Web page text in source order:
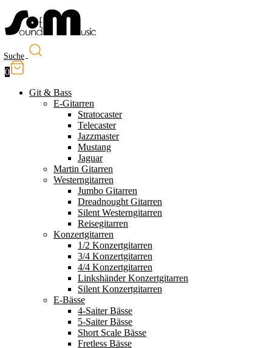
Suche
0
Git & Bass
E-Gitarren
Stratocaster
Telecaster
Jazzmaster
Mustang
Jaguar
Martin Gitarren
Westerngitarren
Jumbo Gitarren
Dreadnought Gitarren
Silent Westerngitarren
Reisegitarren
Konzertgitarren
1/2 Konzertgitarren
3/4 Konzertgitarren
4/4 Konzertgitarren
Linkshänder Konzertgitarren
Silent Konzertgitarren
E-Bässe
4-Saiter Bässe
5-Saiter Bässe
Short Scale Bässe
Fretless Bässe